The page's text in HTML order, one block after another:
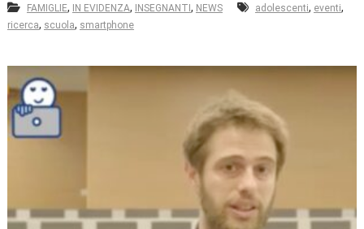
FAMIGLIE, IN EVIDENZA, INSEGNANTI , NEWS adolescenti, eventi,
ricerca, scuola, smartphone